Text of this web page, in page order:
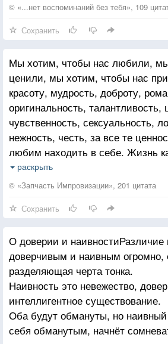
© «...нет воспоминаний без тебя», 109
Сохранить
Мы хотим, чтобы нас любили,
ценили, мы хотим, чтобы нас
красоту, мудрость, доброту,
оригинальность, талантливость,
чувственность, сексуальность,
нежность, честь, за все те
любим находить в себе. Жизнь
смысл её, как самовыражение. И
отказывается увидеть в нас ту
о непонимании. И в этом пути
цели своим путём. Кто-то, из
в себе свои таланты,
отмахивается философией
нежелания иметь что-то общее с
тихую, спокойную, зачастую
и несчастную жизнь, пока не
единственный, кто разглядит
внутреннего мира, тем самым
раскрыть
© «Запчасть Импровизации», 201 цитата
Сохранить
О доверии и
доверчивым и наивным огромно,
разделяющая черта тонка.
Наивность это невежество,
интеллигентное существование.
Оба будут обмануты, но наивный
себя обманутым, начнёт